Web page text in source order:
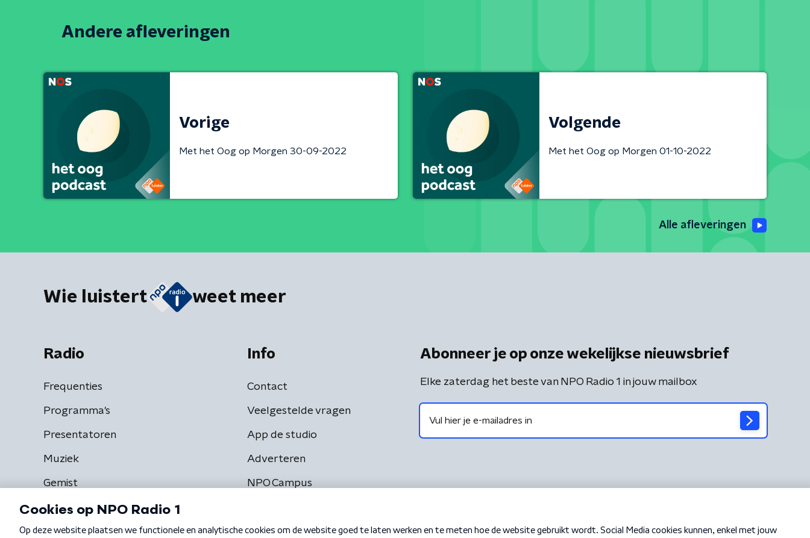
Andere afleveringen
Vorige
Met het Oog op Morgen 30-09-2022
Volgende
Met het Oog op Morgen 01-10-2022
Alle afleveringen
Wie luistert weet meer
Radio
Frequenties
Programma's
Presentatoren
Muziek
Gemist
Info
Contact
Veelgestelde vragen
App de studio
Adverteren
NPO Campus
Abonneer je op onze wekelijkse nieuwsbrief
Elke zaterdag het beste van NPO Radio 1 in jouw mailbox